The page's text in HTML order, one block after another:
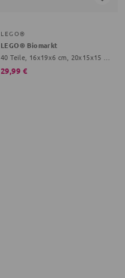
LEGO®
LEGO® Biomarkt
40 Teile, 16x19x6 cm, 20x15x15 cm, 18+ Monate, bunt
29,99 €